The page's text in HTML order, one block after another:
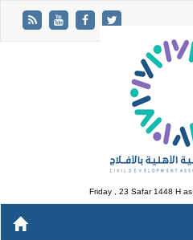
Friday , 23 Safar 1448 H as